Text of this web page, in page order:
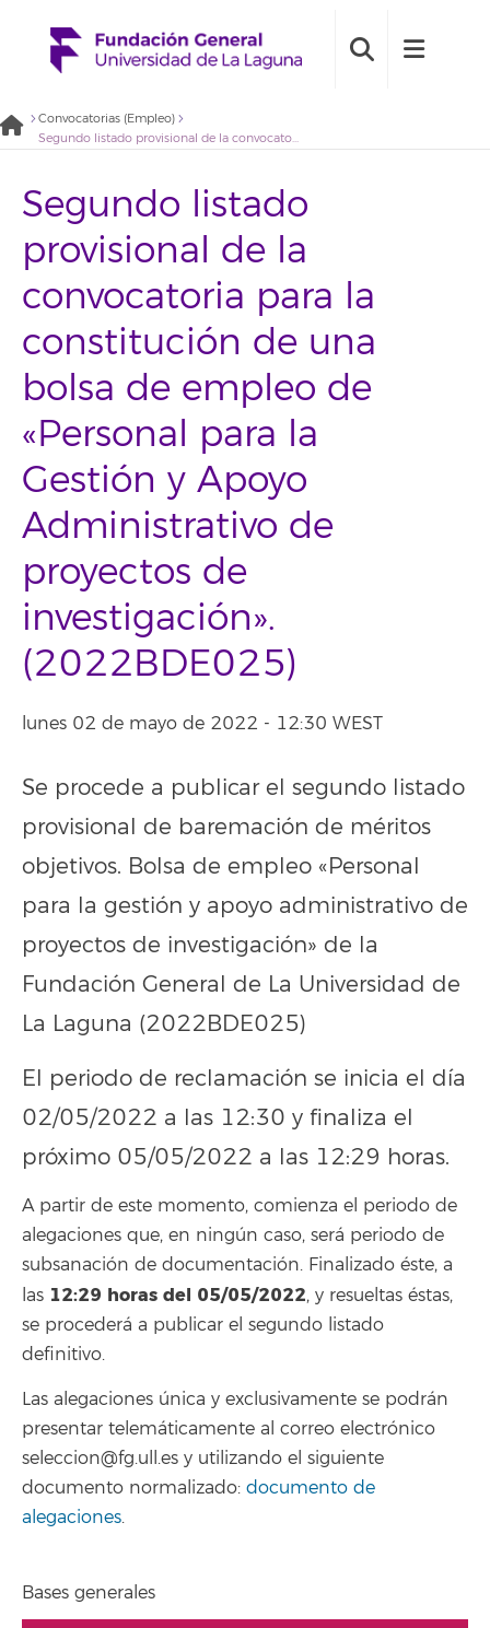
Convocatorias (Empleo)
Segundo listado provisional de la convocatoria para la constitución de una bolsa de empleo de «Personal para la Gestión y Apoyo Administrativo de proyectos de investigación». (2022BDE025)
Segundo listado
provisional de la
convocatoria para la
constitución de una
bolsa de empleo de
«Personal para la
Gestión y Apoyo
Administrativo de
proyectos de
investigación».
(2022BDE025)
lunes 02 de mayo de 2022 - 12:30 WEST
Se procede a publicar el segundo listado
provisional de baremación de méritos
objetivos. Bolsa de empleo «Personal
para la gestión y apoyo administrativo de
proyectos de investigación» de la
Fundación General de La Universidad de
La Laguna (2022BDE025)
El periodo de reclamación se inicia el día
02/05/2022 a las 12:30 y finaliza el
próximo 05/05/2022 a las 12:29 horas.
A partir de este momento, comienza el periodo de
alegaciones que, en ningún caso, será periodo de
subsanación de documentación. Finalizado éste, a
las 12:29 horas del 05/05/2022, y resueltas éstas,
se procederá a publicar el segundo listado
definitivo.
Las alegaciones única y exclusivamente se podrán
presentar telemáticamente al correo electrónico
seleccion@fg.ull.es y utilizando el siguiente
documento normalizado: documento de
alegaciones.
Bases generales